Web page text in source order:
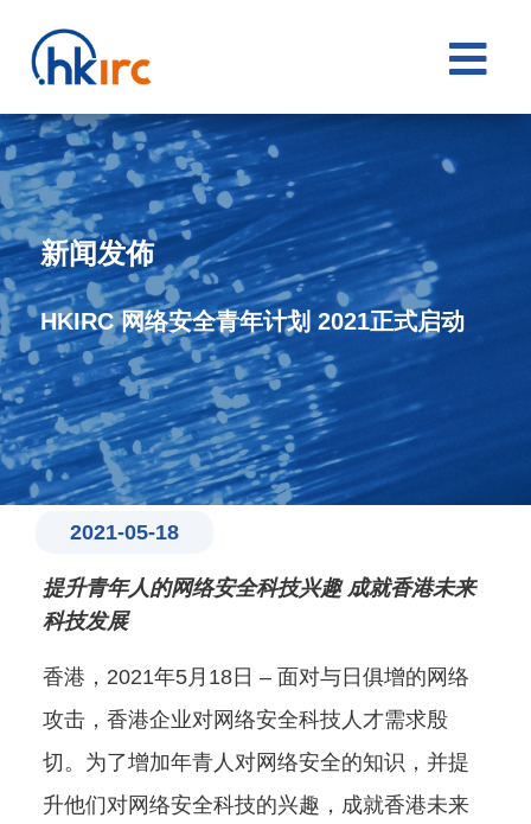

新闻发佈
HKIRC 网络安全青年计划 2021正式启动
2021-05-18
提升青年人的网络安全科技兴趣 成就香港未来
科技发展
香港，2021年5月18日 – 面对与日俱增的网络
攻击，香港企业对网络安全科技人才需求殷
切。为了增加年青人对网络安全的知识，并提
升他们对网络安全科技的兴趣，成就香港未来